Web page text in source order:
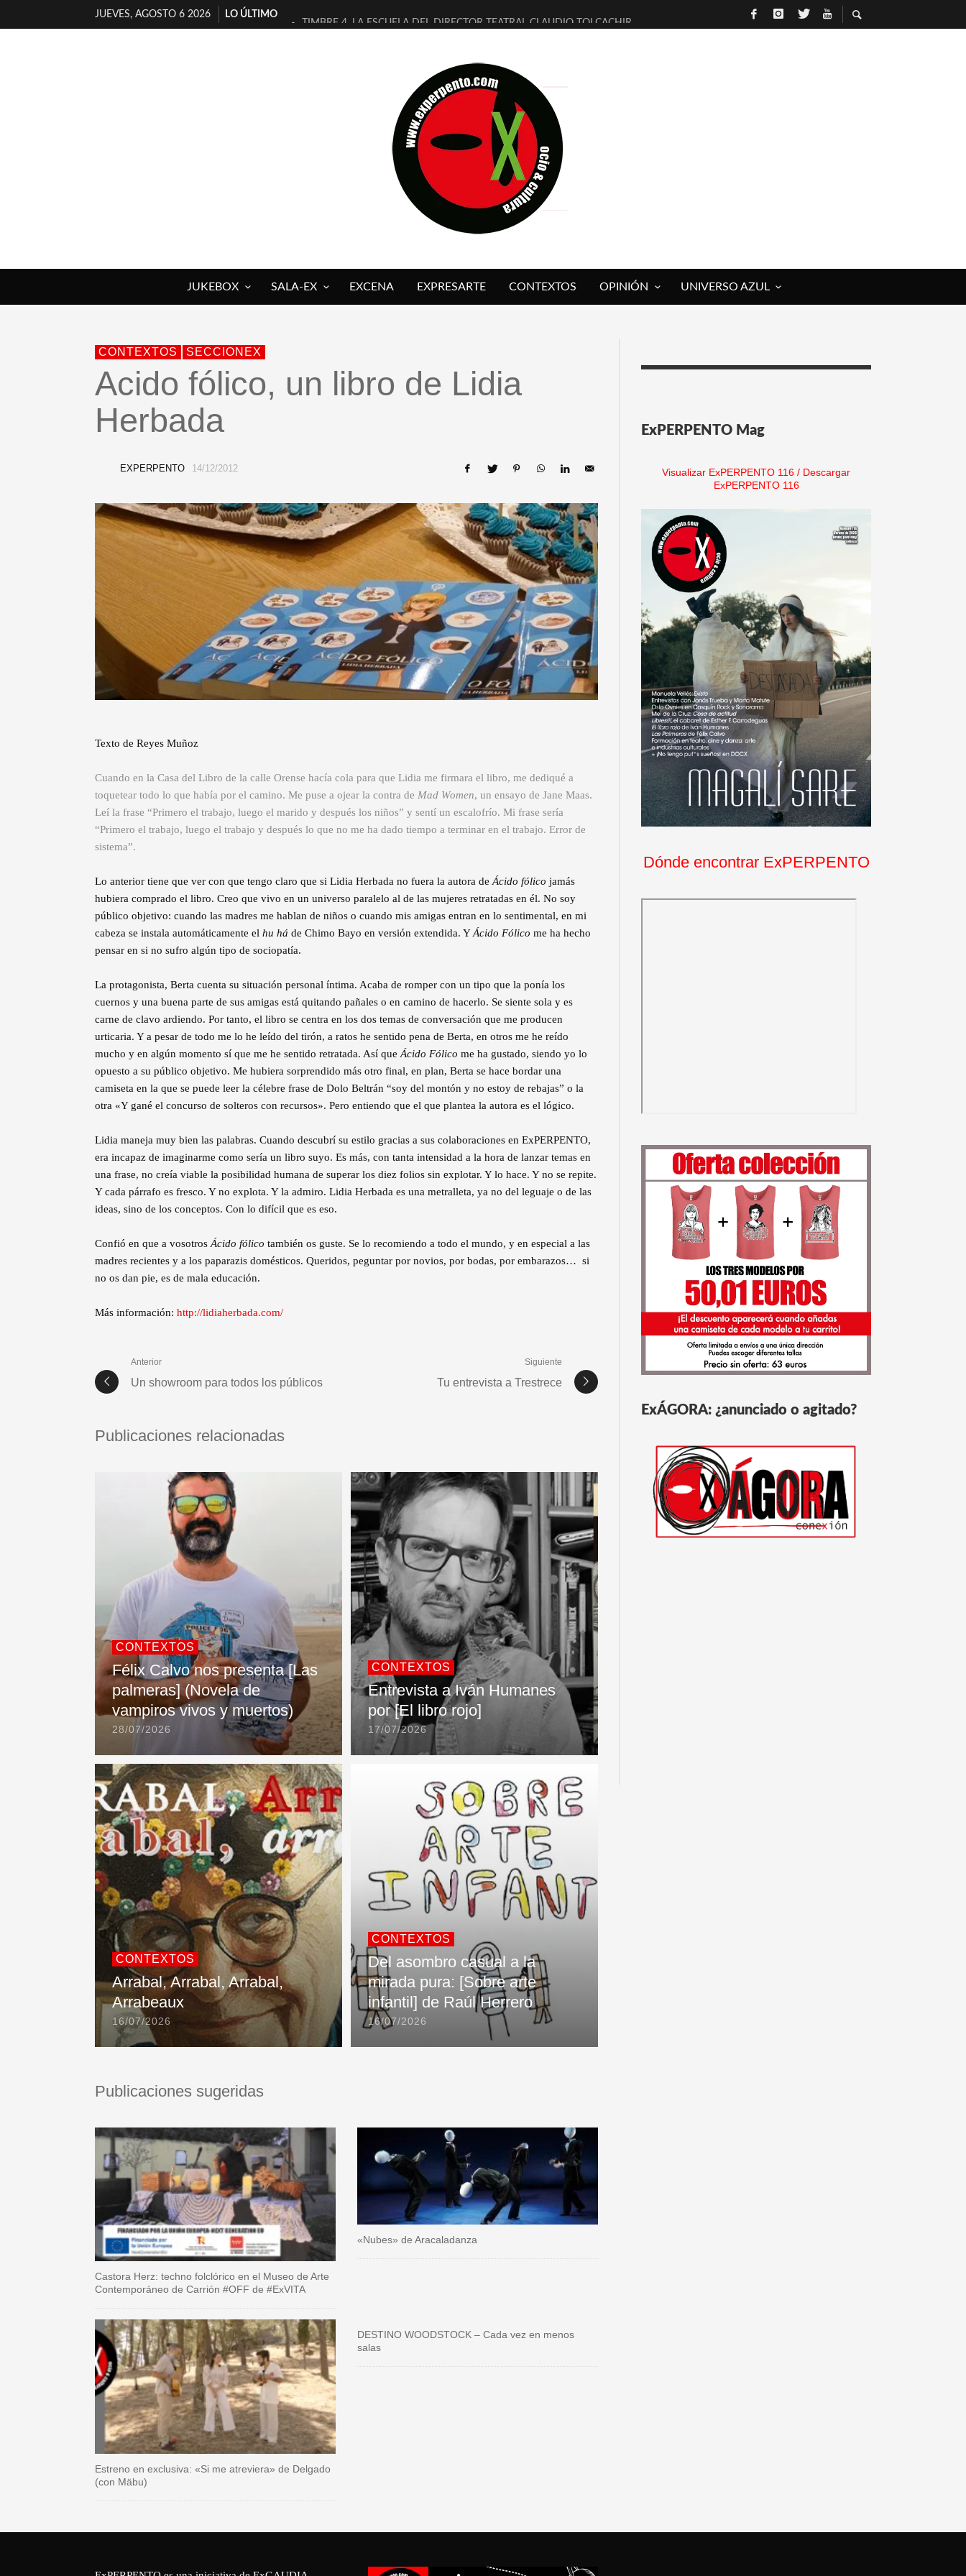
JUEVES, AGOSTO 6 2026
LO ÚLTIMO
TIMBRE 4, LA ESCUELA DEL DIRECTOR TEATRAL CLAUDIO TOLCACHIR
MILITARES JUDÍAS EN #EXVITA
D’BALDOMEROS REINVENTAN [BITÁCORA 3.0] EN EXVITA
MARSHALL FLASH PRESENTA EN EXVITA [RELATIVA SENCILLEZ]
JOFRE BARDAGÍ EN EXVITA INTERPRETANDO A SERRAT
YORCH PRESENTA [CURSO DE ARMONÍA PERSECUTORIA] EN EXVITA
MAGALÍ SARE NOS EXPLICA [DESCASADA]
JUKEBOX SALA-EX EXCENA EXPRESARTE CONTEXTOS OPINIÓN UNIVERSO AZUL
CONTEXTOS SECCIONEX
Acido fólico, un libro de Lidia
Herbada
EXPERPENTO 14/12/2012
Texto de Reyes Muñoz
Cuando en la Casa del Libro de la calle Orense hacía cola para que Lidia me firmara el libro, me dediqué a
toquetear todo lo que había por el camino. Me puse a ojear la contra de Mad Women, un ensayo de Jane Maas.
Leí la frase “Primero el trabajo, luego el marido y después los niños” y sentí un escalofrío. Mi frase sería
“Primero el trabajo, luego el trabajo y después lo que no me ha dado tiempo a terminar en el trabajo. Error de
sistema”.
Lo anterior tiene que ver con que tengo claro que si Lidia Herbada no fuera la autora deÁcido fólico jamás
hubiera comprado el libro. Creo que vivo en un universo paralelo al de las mujeres retratadas en él. No soy
público objetivo: cuando las madres me hablan de niños o cuando mis amigas entran en lo sentimental, en mi
cabeza se instala automáticamente el hu há de Chimo Bayo en versión extendida. YÁcido Fólico me ha hecho
pensar en si no sufro algún tipo de sociopatía.
La protagonista, Berta cuenta su situación personal íntima. Acaba de romper con un tipo que la ponía los
cuernos y una buena parte de sus amigas está quitando pañales o en camino de hacerlo. Se siente sola y es
carne de clavo ardiendo. Por tanto, el libro se centra en los dos temas de conversación que me producen
urticaria. Y a pesar de todo me lo he leído del tirón, a ratos he sentido pena de Berta, en otros me he reído
mucho y en algún momento sí que me he sentido retratada. Así queÁcido Fólico me ha gustado, siendo yo lo
opuesto a su público objetivo. Me hubiera sorprendido más otro final, en plan, Berta se hace bordar una
camiseta en la que se puede leer la célebre frase de Dolo Beltrán “soy del montón y no estoy de rebajas” o la
otra «Y gané el concurso de solteros con recursos». Pero entiendo que el que plantea la autora es el lógico.
Lidia maneja muy bien las palabras. Cuando descubrí su estilo gracias a sus colaboraciones en ExPERPENTO,
era incapaz de imaginarme como sería un libro suyo. Es más, con tanta intensidad a la hora de lanzar temas en
una frase, no creía viable la posibilidad humana de superar los diez folios sin explotar. Y lo hace. Y no se repite.
Y cada párrafo es fresco. Y no explota. Y la admiro. Lidia Herbada es una metralleta, ya no del leguaje o de las
ideas, sino de los conceptos. Con lo difícil que es eso.
Confió en que a vosotrosÁcido fólico también os guste. Se lo recomiendo a todo el mundo, y en especial a las
madres recientes y a los paparazis domésticos. Queridos, peguntar por novios, por bodas, por embarazos… si
no os dan pie, es de mala educación.
Más información: http://lidiaherbada.com/
Anterior
Un showroom para todos los públicos
Siguiente
Tu entrevista a Trestrece
Publicaciones relacionadas
CONTEXTOS
Félix Calvo nos presenta [Las
palmeras] (Novela de
vampiros vivos y muertos)
28/07/2026
CONTEXTOS
Entrevista a Iván Humanes
por [El libro rojo]
17/07/2026
CONTEXTOS
Arrabal, Arrabal, Arrabal,
Arrabeaux
16/07/2026
CONTEXTOS
Del asombro casual a la
mirada pura: [Sobre arte
infantil] de Raúl Herrero
16/07/2026
Publicaciones sugeridas
Castora Herz: techno folclórico en el Museo de Arte
Contemporáneo de Carrión #OFF de #ExVITA
«Nubes» de Aracaladanza
Estreno en exclusiva: «Si me atreviera» de Delgado
(con Mäbu)
DESTINO WOODSTOCK – Cada vez en menos
salas
ExPERPENTO Mag
Visualizar ExPERPENTO 116 / Descargar
ExPERPENTO 116
Dónde encontrar ExPERPENTO
ExÁGORA: ¿anunciado o agitado?